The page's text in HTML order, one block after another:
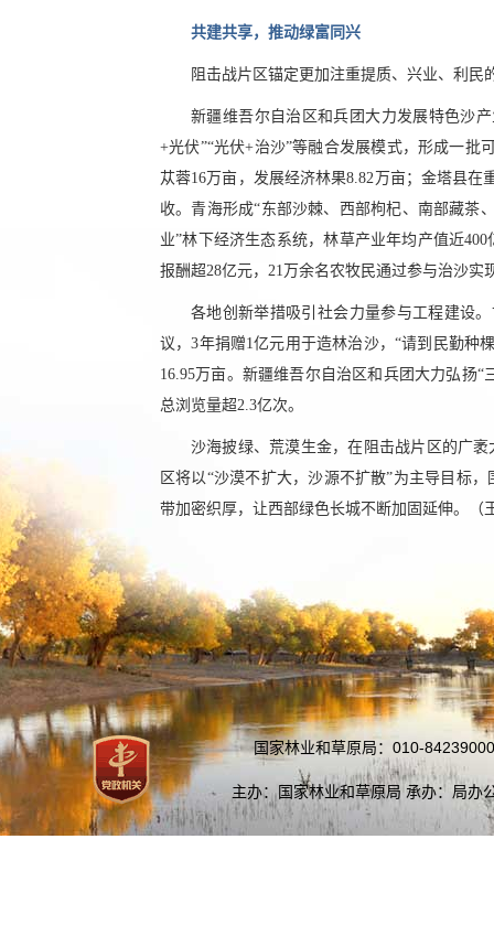
共建共享，推动绿富同兴
阻击战片区锚定更加注重提质、兴业、利
新疆维吾尔自治区和兵团大力发展特色沙
+光伏”“光伏+治沙”等融合发展模式，形成一批
苁蓉16万亩，发展经济林果8.82万亩；金塔县
收。青海形成“东部沙棘、西部枸杞、南部藏茶
业”林下经济生态系统，林草产业年均产值近
报酬超28亿元，21万余名农牧民通过参与治沙实
各地创新举措吸引社会力量参与工程建设
议，3年捐赠1亿元用于造林治沙，“请到民勤种
16.95万亩。新疆维吾尔自治区和兵团大力弘扬
总浏览量超2.3亿次。
沙海披绿、荒漠生金，在阻击战片区的广
区将以“沙漠不扩大，沙源不扩散”为主导目标
带加密织厚，让西部绿色长城不断加固延伸。
（
国家林业和草原局：010-
主办：国家林业和草原局 承办：局办